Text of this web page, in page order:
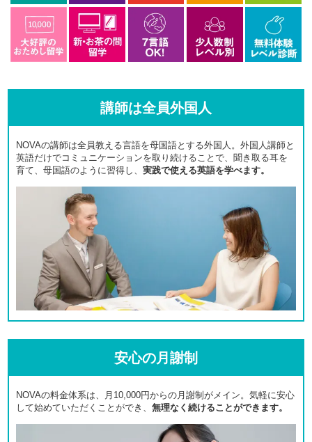
講師は全員外国人
NOVAの講師は全員教える言語を母国語とする外国人。外国人講師と
英語だけでコミュニケーションを取り続けることで、聞き取る耳を
育て、母国語のように習得し、 実践で使える英語を学べます。
安心の月謝制
NOVAの料金体系は、月10,000円からの月謝制がメイン。気軽に安心
して始めていただくことができ、 無理なく続けることができます。